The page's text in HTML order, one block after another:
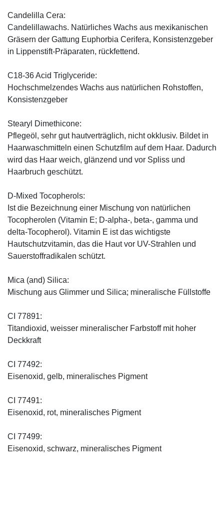
Candelilla Cera:
Candelillawachs. Natürliches Wachs aus mexikanischen
Gräsern der Gattung Euphorbia Cerifera, Konsistenzgeber
in Lippenstift-Präparaten, rückfettend.
C18-36 Acid Triglyceride:
Hochschmelzendes Wachs aus natürlichen Rohstoffen,
Konsistenzgeber
Stearyl Dimethicone:
Pflegeöl, sehr gut hautverträglich, nicht okklusiv. Bildet in
Haarwaschmitteln einen Schutzfilm auf dem Haar. Dadurch
wird das Haar weich, glänzend und vor Spliss und
Haarbruch geschützt.
D-Mixed Tocopherols:
Ist die Bezeichnung einer Mischung von natürlichen
Tocopherolen (Vitamin E; D-alpha-, beta-, gamma und
delta-Tocopherol). Vitamin E ist das wichtigste
Hautschutzvitamin, das die Haut vor UV-Strahlen und
Sauerstoffradikalen schützt.
Mica (and) Silica:
Mischung aus Glimmer und Silica; mineralische Füllstoffe
CI 77891:
Titandioxid, weisser mineralischer Farbstoff mit hoher
Deckkraft
CI 77492:
Eisenoxid, gelb, mineralisches Pigment
CI 77491:
Eisenoxid, rot, mineralisches Pigment
CI 77499:
Eisenoxid, schwarz, mineralisches Pigment